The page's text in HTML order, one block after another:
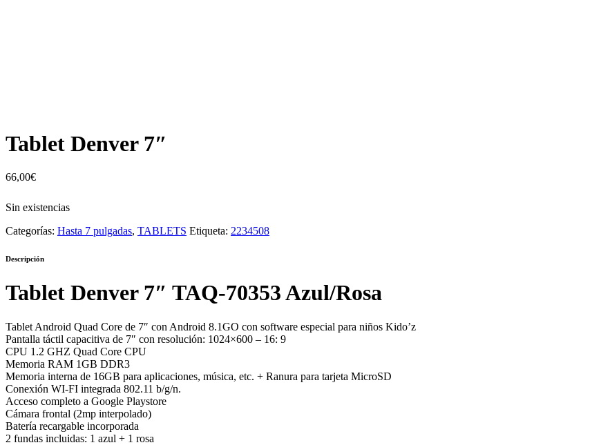
Tablet Denver 7″
66,00€
Sin existencias
Categorías: Hasta 7 pulgadas, TABLETS Etiqueta: 2234508
Descripción
Tablet Denver 7″ TAQ-70353 Azul/Rosa
Tablet Android Quad Core de 7″ con Android 8.1GO con software especial para niños Kido’z
Pantalla táctil capacitiva de 7″ con resolución: 1024×600 – 16: 9
CPU 1.2 GHZ Quad Core CPU
Memoria RAM 1GB DDR3
Memoria interna de 16GB para aplicaciones, música, etc. + Ranura para tarjeta MicroSD
Conexión WI-FI integrada 802.11 b/g/n.
Acceso completo a Google Playstore
Cámara frontal (2mp interpolado)
Batería recargable incorporada
2 fundas incluidas: 1 azul + 1 rosa